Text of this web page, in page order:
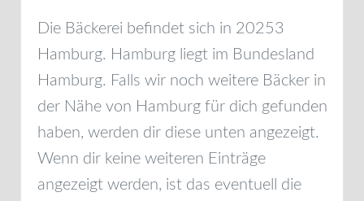
Die Bäckerei befindet sich in 20253
Hamburg. Hamburg liegt im Bundesland
Hamburg. Falls wir noch weitere Bäcker in
der Nähe von Hamburg für dich gefunden
haben, werden dir diese unten angezeigt.
Wenn dir keine weiteren Einträge
angezeigt werden, ist das eventuell die